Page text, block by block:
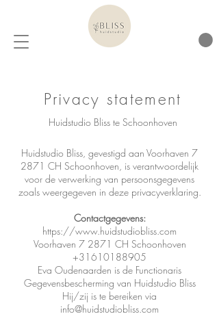
Privacy statement
Huidstudio Bliss te Schoonhoven
Huidstudio Bliss, gevestigd aan Voorhaven 7
2871 CH Schoonhoven, is verantwoordelijk
voor de verwerking van persoonsgegevens
zoals weergegeven in deze privacyverklaring.
Contactgegevens:
https://www.huidstudiobliss.com
Voorhaven 7 2871 CH Schoonhoven
+31610188905
Eva Oudenaarden is de Functionaris
Gegevensbescherming van Huidstudio Bliss
Hij/zij is te bereiken via
info@huidstudiobliss.com